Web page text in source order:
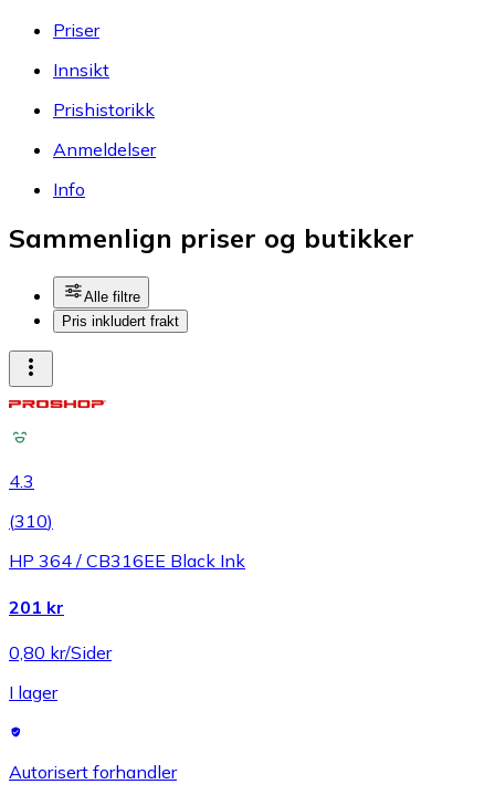
Priser
Innsikt
Prishistorikk
Anmeldelser
Info
Sammenlign priser og butikker
Alle filtre
Pris inkludert frakt
4.3
(310)
HP 364 / CB316EE Black Ink
201 kr
0,80 kr/Sider
I lager
Autorisert forhandler